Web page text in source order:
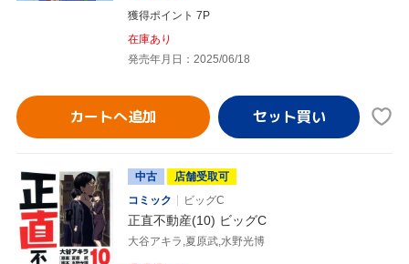
獲得ポイント 7P
在庫あり
発売年月日：2025/06/18
カートへ追加
中古
店舗受取可
コミック
ビッグC
正直不動産(10) ビッグC
大谷アキラ,夏原武,水野光博